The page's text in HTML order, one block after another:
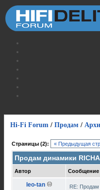
Hi-Fi Forum / Продам /
Страницы (2): « Предыдущая
Продам динамики
Автор Сообщение
leo-tan RE: Продам